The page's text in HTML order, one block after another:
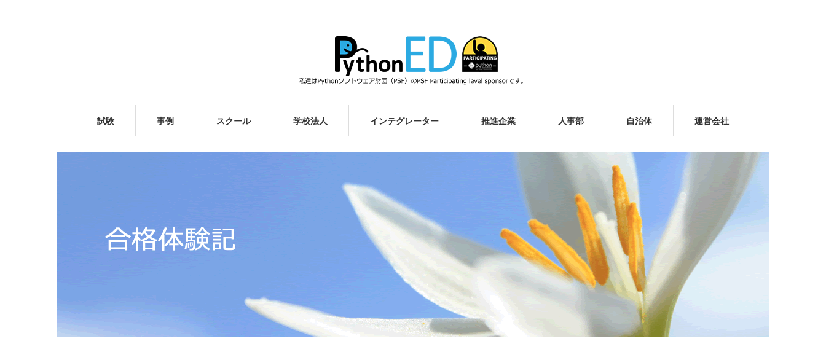
試験 事例 スクール 学校法人 インテグレーター 推進企業 人事部 自治体 運営会社